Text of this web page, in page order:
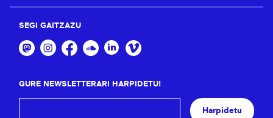
SEGI GAITZAZU
GURE NEWSLETTERARI HARPIDETU!
Harpidetu